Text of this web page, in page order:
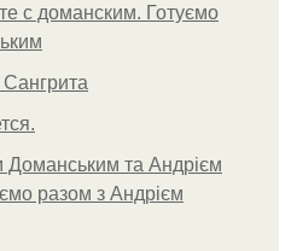
с доманским. Готуємо
Доманським та Андрієм
разом з Андрієм